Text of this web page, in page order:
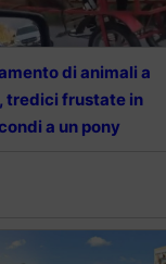
di animali a
tredici frustate in
a un pony